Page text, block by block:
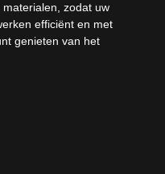
zodat uw
efficiënt en met
genieten van het